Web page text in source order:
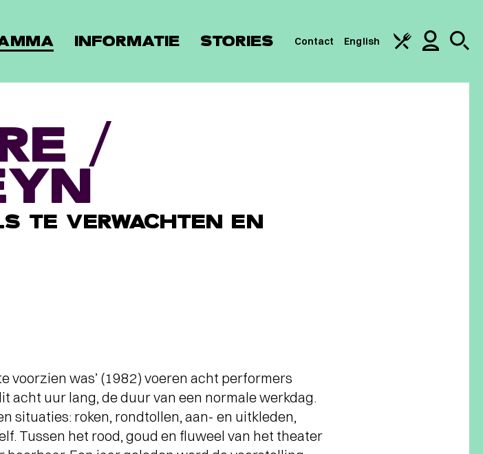
INFORMATIE STORIES Contact English
/
TE VERWACHTEN EN
voorzien was’ (1982) voeren acht performers
acht uur lang, de duur van een normale werkdag.
situaties: roken, rondtollen, aan- en uitkleden,
Tussen het rood, goud en fluweel van het theater